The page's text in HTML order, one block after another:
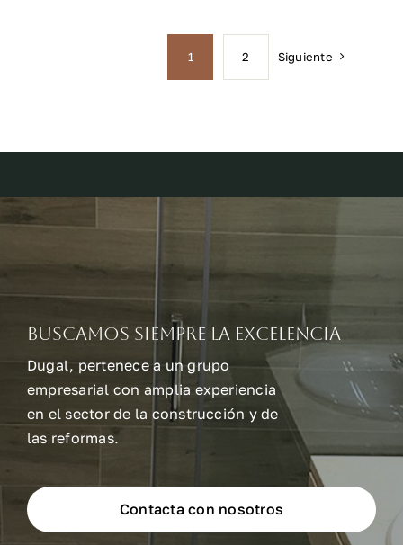
1 2 Siguiente
Buscamos siempre la excelencia
Dugal, pertenece a un grupo
empresarial con amplia experiencia
en el sector de la construcción y de
las reformas.
Contacta con nosotros